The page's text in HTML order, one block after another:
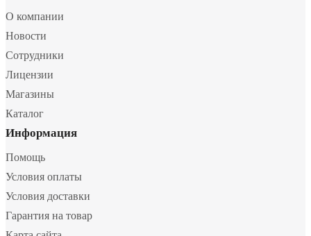
О компании
Новости
Сотрудники
Лицензии
Магазины
Каталог
Информация
Помощь
Условия оплаты
Условия доставки
Гарантия на товар